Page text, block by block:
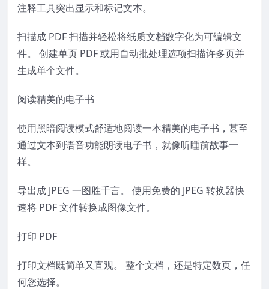
注释工具突出显示和标记文本。
扫描成 PDF 扫描并轻松将纸质文档数字化为可编辑文
件。 创建单页 PDF 或用自动批处理选项扫描许多页并
生成单个文件。
阅读精美的电子书
使用黑暗阅读模式舒适地阅读一本精美的电子书，甚至
通过文本到语音功能朗读电子书，就像听睡前故事一
样。
导出成 JPEG 一图胜千言。 使用免费的 JPEG 转换器快
速将 PDF 文件转换成图像文件。
打印 PDF
打印文档既简单又直观。 整个文档，还是特定数页，任
何您选择。